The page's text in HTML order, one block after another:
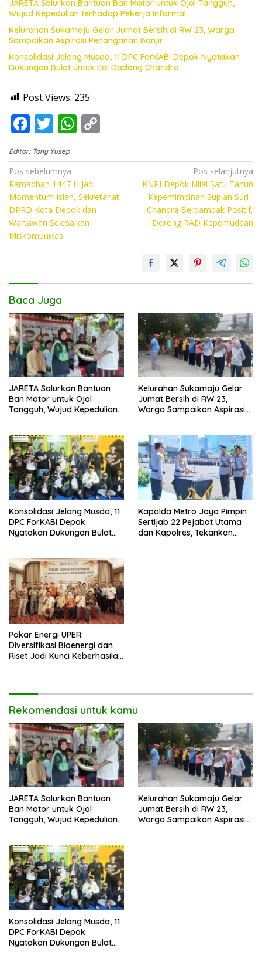
JARETA Salurkan Bantuan Ban Motor untuk Ojol Tangguh,
Wujud Kepedulian terhadap Pekerja Informal
Kelurahan Sukamaju Gelar Jumat Bersih di RW 23, Warga
Sampaikan Aspirasi Penanganan Banjir
Konsolidasi Jelang Musda, 11 DPC ForKABI Depok Nyatakan
Dukungan Bulat untuk Edi Dadang Chandra
Post Views: 235
F
ac
e
b
o
o
k
T
w
itt
er
W
at
s
A
p
p
Li
Editor: Tony Yusep
Navigasi
pos
Pos sebelumnya
Ramadhan 1447 H Jadi
Momentum Islah, Sekretariat
DPRD Kota Depok dan
Wartawan Selesaikan
Miskomunikasi
Pos selanjutnya
KNPI Depok Nilai Satu Tahun
Kepemimpinan Supian Suri–
Chandra Berdampak Positif,
Dorong RAD Kepemudaan
Baca Juga
JARETA Salurkan Bantuan
Ban Motor untuk Ojol
Tangguh, Wujud Kepedulian
Kelurahan Sukamaju Gelar
Jumat Bersih di RW 23,
Warga Sampaikan Aspirasi
Konsolidasi Jelang Musda, 11
DPC ForKABI Depok
Nyatakan Dukungan Bulat
Kapolda Metro Jaya Pimpin
Sertijab 22 Pejabat Utama
dan Kapolres, Tekankan
Pakar Energi UPER:
Diversifikasi Bioenergi dan
Riset Jadi Kunci Keberhasilan
Rekomendasi untuk kamu
JARETA Salurkan Bantuan
Ban Motor untuk Ojol
Tangguh, Wujud Kepedulian
Kelurahan Sukamaju Gelar
Jumat Bersih di RW 23,
Warga Sampaikan Aspirasi
Konsolidasi Jelang Musda, 11
DPC ForKABI Depok
Nyatakan Dukungan Bulat